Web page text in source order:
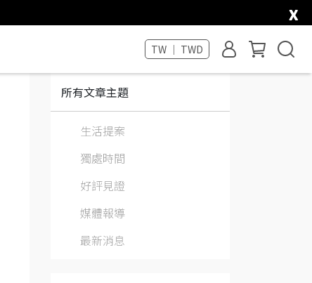
x
TW ｜ TWD
所有文章主題
生活提案
獨處時間
好評見證
媒體報導
最新消息